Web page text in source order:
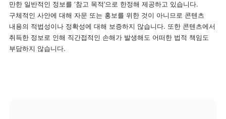
만한 일반적인 정보를 ‘참고 목적’으로 한정해 제공하고 있습니다.
구체적인 사안에 대해 자문 또는 홍보를 위한 것이 아니므로 콘텐츠
내용의 적법성이나 정확성에 대해 보증하지 않습니다. 또한 콘텐츠에서
취득한 정보로 인해 직간접적인 손해가 발생해도 어떠한 법적 책임도
부담하지 않습니다.